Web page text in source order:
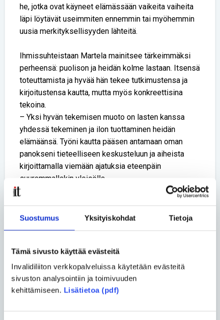
Suostumus Yksityiskohdat Tietoja
Tämä sivusto käyttää evästeitä
Invalidiliiton verkkopalveluissa käytetään evästeitä
sivuston analysointiin ja toimivuuden
kehittämiseen. Lisätietoa (pdf)
he, jotka ovat käyneet elämässään vaikeita vaiheita
läpi löytävät useimmiten ennemmin tai myöhemmin
uusia merkityksellisyyden lähteitä.
Ihmissuhteistaan Martela mainitsee tärkeimmäksi
perheensä: puolison ja heidän kolme lastaan. Itsensä
toteuttamista ja hyvää hän tekee tutkimustensa ja
kirjoitustensa kautta, mutta myös konkreettisina
tekoina.
– Yksi hyvän tekemisen muoto on lasten kanssa
yhdessä tekeminen ja ilon tuottaminen heidän
elämäänsä. Työni kautta pääsen antamaan oman
panokseni tieteelliseen keskusteluun ja aiheista
kirjoittamalla viemään ajatuksia eteenpäin
suuremmallekin yleisölle.
meneillään. Nyt agendalla on hyvinvoinnin teorian
tuominen kansakunnan tasolle.
miten Suomi maana voisi lisätä kansalaistensa
hyvinvointia. Mehän olemme tutkitusti maailman
onnellisin kansa, mutta onko tutkimuksissa
kuitenkaan kysytty oikeita asioita? Vai onko